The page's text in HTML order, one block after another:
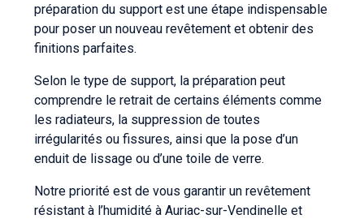
préparation du support est une étape indispensable
pour poser un nouveau revêtement et obtenir des
finitions parfaites.
Selon le type de support, la préparation peut
comprendre le retrait de certains éléments comme
les radiateurs, la suppression de toutes
irrégularités ou fissures, ainsi que la pose d’un
enduit de lissage ou d’une toile de verre.
Notre priorité est de vous garantir un revêtement
résistant à l’humidité à Auriac-sur-Vendinelle et